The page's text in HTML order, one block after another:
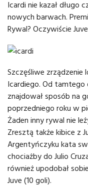
Icardi nie kazał długo
nowych barwach.
Rywal? Oczywiście
Szczęśliwe zrządzenie
Icardiego. Od tamtego
znajdował sposób na
poprzedniego roku w
Żaden inny rywal nie
Zresztą także kibice z
Argentyńczyku kata
chociażby do Julio
również upodobał
Juve (10 goli).